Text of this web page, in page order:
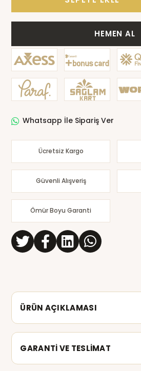
HEMEN AL
Whatsapp İle Sipariş Ver
Ücretsiz Kargo
Güvenli Alışveriş
Ömür Boyu Garanti
ÜRÜN AÇIKLAMASI
GARANTİ VE TESLİMAT